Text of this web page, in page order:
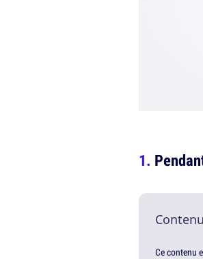
Ce contenu